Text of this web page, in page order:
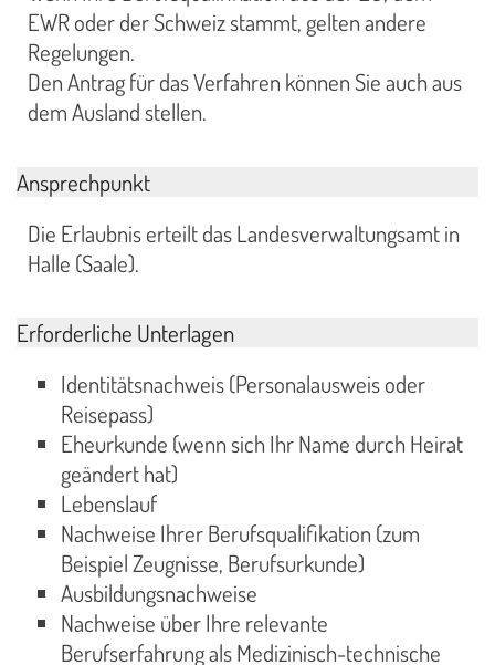
EWR oder der Schweiz stammt, gelten andere
Regelungen.
Den Antrag für das Verfahren können Sie auch aus
dem Ausland stellen.
Ansprechpunkt
Die Erlaubnis erteilt das Landesverwaltungsamt in
Halle (Saale).
Erforderliche Unterlagen
Identitätsnachweis (Personalausweis oder
Reisepass)
Eheurkunde (wenn sich Ihr Name durch Heirat
geändert hat)
Lebenslauf
Nachweise Ihrer Berufsqualifikation (zum
Beispiel Zeugnisse, Berufsurkunde)
Ausbildungsnachweise
Nachweise über Ihre relevante
Berufserfahrung als Medizinisch-technische